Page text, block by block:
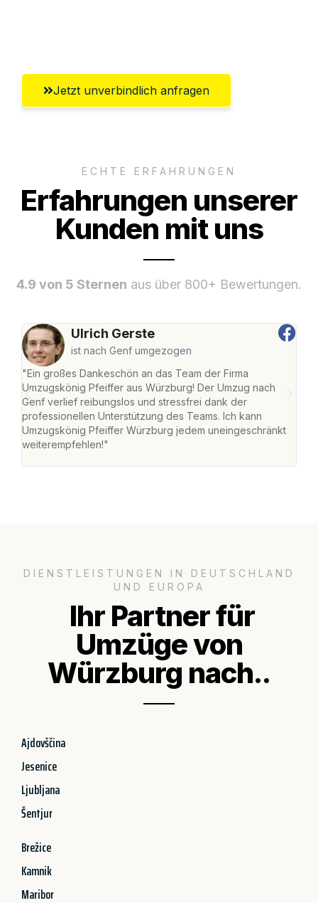
Jetzt unverbindlich anfragen
ECHTE ERFAHRUNGEN
Erfahrungen unserer
Kunden mit uns
4.9 von 5 Sternen aus über 800+ Bewertungen.
Ulrich Gerste
ist nach Genf umgezogen
"Ein großes Dankeschön an das Team der Firma
Umzugskönig Pfeiffer aus Würzburg! Der Umzug nach
Genf verlief reibungslos und stressfrei dank der
professionellen Unterstützung des Teams. Ich kann
Umzugskönig Pfeiffer Würzburg jedem uneingeschränkt
weiterempfehlen!"
DIENSTLEISTUNGEN IN DEUTSCHLAND
UND EUROPA
Ihr Partner für
Umzüge von
Würzburg nach..
Ajdovščina
Jesenice
Ljubljana
Šentjur
Brežice
Kamnik
Maribor